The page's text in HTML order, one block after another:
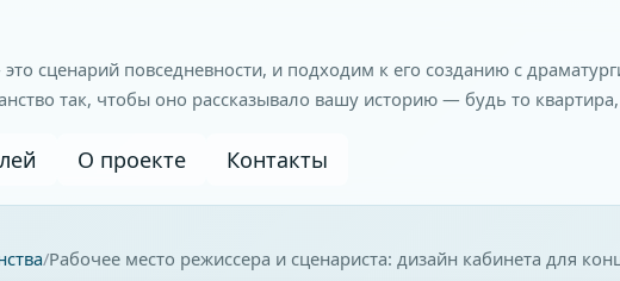
сценарий повседневности, и подходим к его созданию с
так, чтобы оно рассказывало вашу историю — будь то
О проекте Контакты
Рабочее место режиссера и сценариста: дизайн кабинета для